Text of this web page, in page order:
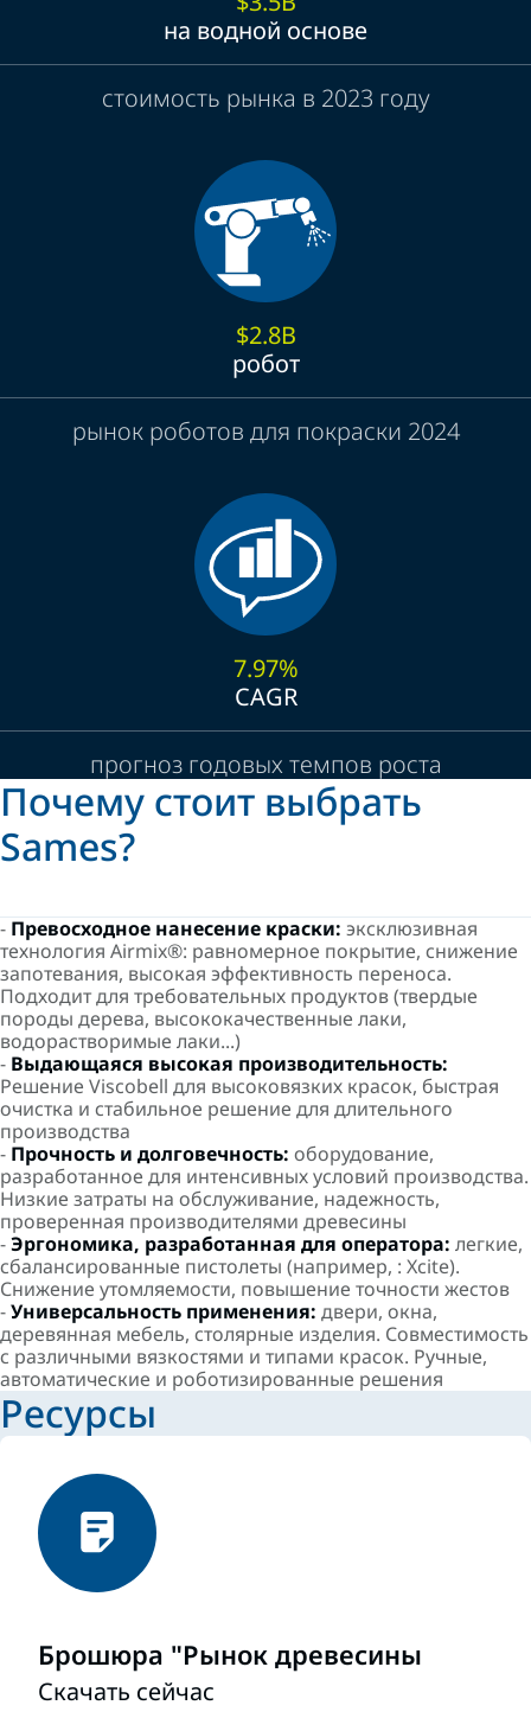
на водной основе
стоимость рынка в 2023 году
$2.8B
робот
рынок роботов для покраски 2024
7.97%
CAGR
прогноз годовых темпов роста
Почему стоит выбрать
Sames?
- Превосходное нанесение краски: эксклюзивная
технология Airmix®: равномерное покрытие, снижение
запотевания, высокая эффективность переноса.
Подходит для требовательных продуктов (твердые
породы дерева, высококачественные лаки,
водорастворимые лаки...)
- Выдающаяся высокая производительность:
Решение Viscobell для высоковязких красок, быстрая
очистка и стабильное решение для длительного
производства
- Прочность и долговечность: оборудование,
разработанное для интенсивных условий производства.
Низкие затраты на обслуживание, надежность,
проверенная производителями древесины
-Эргономика, разработанная для оператора: легкие,
сбалансированные пистолеты (например, : Xcite).
Снижение утомляемости, повышение точности жестов
-Универсальность применения: двери, окна,
деревянная мебель, столярные изделия. Совместимость
с различными вязкостями и типами красок. Ручные,
автоматические и роботизированные решения
Ресурсы
Брошюра "Рынок древесины
Скачать сейчас